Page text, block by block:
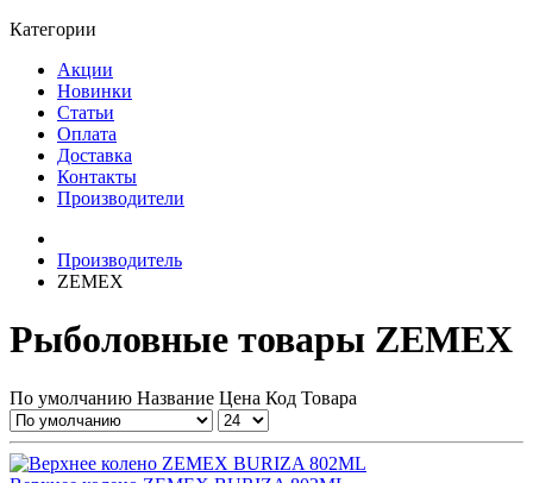
Категории
Акции
Новинки
Статьи
Оплата
Доставка
Контакты
Производители
Производитель
ZEMEX
Рыболовные товары ZEMEX
По умолчанию Название Цена Код Товара